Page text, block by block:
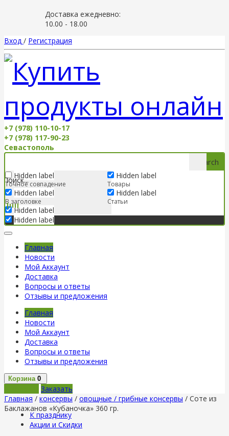
Доставка ежедневно:
10.00 - 18.00
Вход / Регистрация
+7 (978) 110-10-17
+7 (978) 117-90-23
Севастополь
Search
Hidden label
Точное совпадение
Hidden label
В заголовке
Hidden label
Hidden label
Hidden label
Товары
Hidden label
Статьи
Главная
Новости
Мой Аккаунт
Доставка
Вопросы и ответы
Отзывы и предложения
Главная
Новости
Мой Аккаунт
Доставка
Вопросы и ответы
Отзывы и предложения
Корзина 0
Заказать
Главная / консервы / овощные / грибные консервы / Соте из
Баклажанов «Кубаночка» 360 гр.
К празднику
Акции и Скидки